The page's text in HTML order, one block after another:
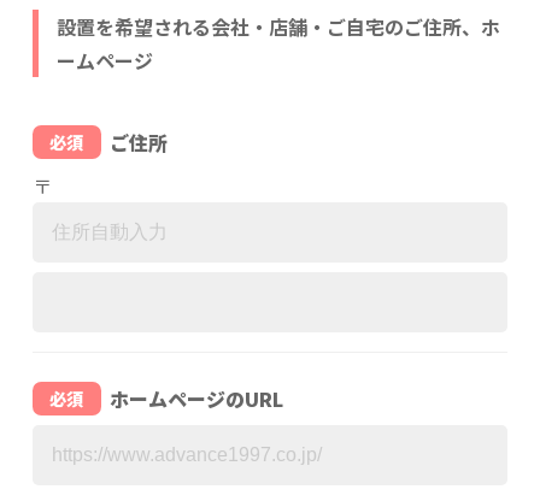
設置を希望される会社・店舗・ご自宅のご住所、ホ
ームページ
必須
ご住所
〒
必須 ホームページのURL